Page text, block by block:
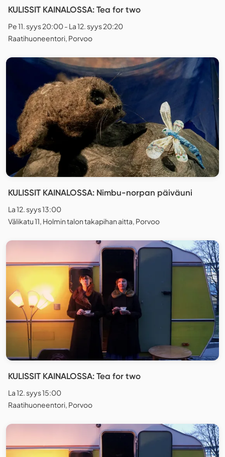
KULISSIT KAINALOSSA: Tea for two
Pe 11. syys 20:00 - La 12. syys 20:20
Raatihuoneentori, Porvoo
KULISSIT KAINALOSSA: Nimbu-norpan päiväuni
La 12. syys 13:00
Välikatu 11, Holmin talon takapihan aitta, Porvoo
KULISSIT KAINALOSSA: Tea for two
La 12. syys 15:00
Raatihuoneentori, Porvoo